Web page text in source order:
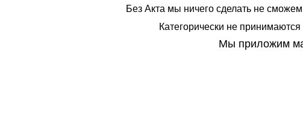
Без Акта мы ничего сделать не
Категорически не принимаются
Мы приложим